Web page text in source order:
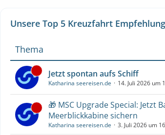
Unsere Top 5 Kreuzfahrt
Thema
Jetzt spontan aufs Schiff
Katharina seereisen.de 14. Juli 2026 um
🎁 MSC Upgrade Special: Jetzt
Meerblickkabine sichern
Katharina seereisen.de 3. Juli 2026 um